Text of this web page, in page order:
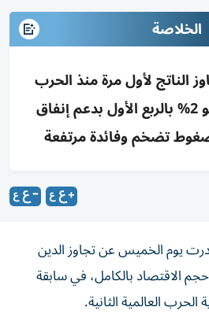
الخلاصة
الناتج لأول مرة منذ الحرب
العالمية الثانية؛ نمو 2% بالربع الأول بدعم إنفاق
تضخم وفائدة مرتفعة
يوم الخميس عن تجاوز الدين
الاقتصاد بالكامل، في سابقة
العالمية الثانية.